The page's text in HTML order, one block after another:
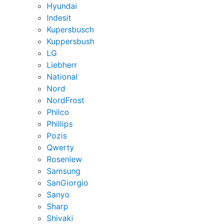
Hyundai
Indesit
Kupersbusch
Kuppersbush
LG
Liebherr
National
Nord
NordFrost
Philco
Phillips
Pozis
Qwerty
Rosenlew
Samsung
SanGiorgio
Sanyo
Sharp
Shivaki